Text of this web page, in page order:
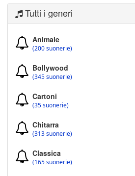
Tutti i generi
Animale
(200 suonerie)
Bollywood
(345 suonerie)
Cartoni
(35 suonerie)
Chitarra
(313 suonerie)
Classica
(165 suonerie)